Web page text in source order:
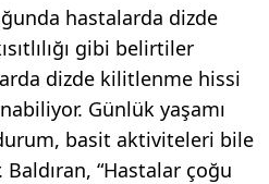
hastalarda dizde
gibi belirtiler
dizde kilitlenme hissi
Günlük yaşamı
basit aktiviteleri bile
“Hastalar çoğu